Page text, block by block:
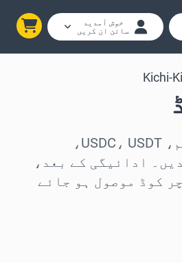
خوش آمدید
سائن ان کریں
Kichi-
Kichi-Kichi گفٹ کارڈز بٹ کوائن، ایتھریم، USDC، USDT،
خریدیں۔ ادائیگی کے بعد،
کوڈ موصول ہو جائے